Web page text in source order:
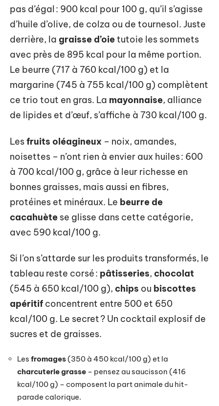
pas d’égal : 900 kcal pour 100 g, qu’il s’agisse
d’huile d’olive, de colza ou de tournesol. Juste
derrière, la graisse d’oietutoie les sommets
avec près de 895 kcal pour la même portion.
Le beurre (717 à 760 kcal/100 g) et la
margarine (745 à 755 kcal/100 g) complètent
ce trio tout en gras. La mayonnaise, alliance
de lipides et d’œuf, s’affiche à 730 kcal/100 g.
Lesfruits oléagineux – noix, amandes,
noisettes – n’ont rien à envier aux huiles : 600
à 700 kcal/100 g, grâce à leur richesse en
bonnes graisses, mais aussi en fibres,
protéines et minéraux. Le beurre de
cacahuète se glisse dans cette catégorie,
avec 590 kcal/100 g.
Si l’on s’attarde sur les produits transformés, le
tableau reste corsé : pâtisseries, chocolat
(545 à 650 kcal/100 g), chips ou biscottes
apéritif concentrent entre 500 et 650
kcal/100 g. Le secret ? Un cocktail explosif de
sucres et de graisses.
Les fromages(350 à 450 kcal/100 g) et la
charcuterie grasse – pensez au saucisson (416
kcal/100 g) – composent la part animale du hit-
parade calorique.